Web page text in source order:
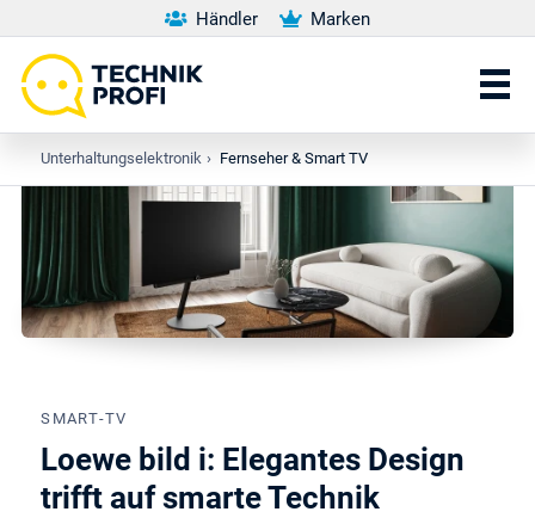
Händler Marken
Unterhaltungselektronik › Fernseher & Smart TV
SMART-TV
Loewe bild i: Elegantes Design
trifft auf smarte Technik